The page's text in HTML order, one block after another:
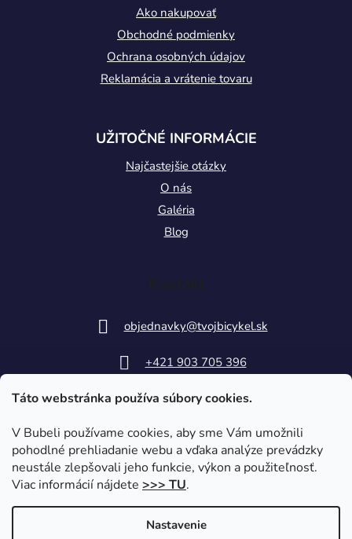
Táto webstránka používa súbory cookies.
V Bubeli používame cookies, aby sme Vám umožnili
pohodlné prehliadanie webu a vďaka analýze prevádzky
neustále zlepšovali jeho funkcie, výkon a použiteľnosť.
Viac informácií nájdete >>> TU.
Nastavenie
Ako nakupovať
Obchodné podmienky
Ochrana osobných údajov
Reklamácia a vrátenie tovaru
UŽITOČNÉ INFORMÁCIE
Najčastejšie otázky
O nás
Galéria
Blog
Kontakt
objednavky@tvojbicykel.sk
+421 903 705 396